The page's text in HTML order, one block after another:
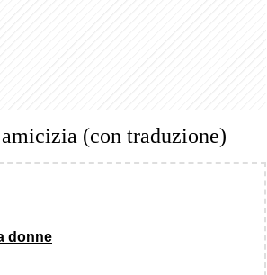
(con traduzione)
donne